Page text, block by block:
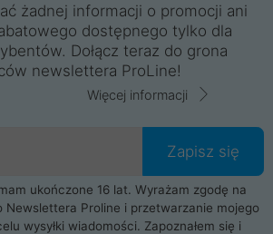
żadnej informacji o promocji ani
dostępnego tylko dla
Dołącz teraz do grona
newslettera ProLine!
Więcej informacji
Zapisz się
ukończone 16 lat. Wyrażam zgodę na
Newslettera Proline i przetwarzanie mojego
wysyłki wiadomości. Zapoznałem się i